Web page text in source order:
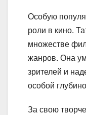
Особую
роли в кино.
множестве
жанров. Она
зрителей и
особой
За свою